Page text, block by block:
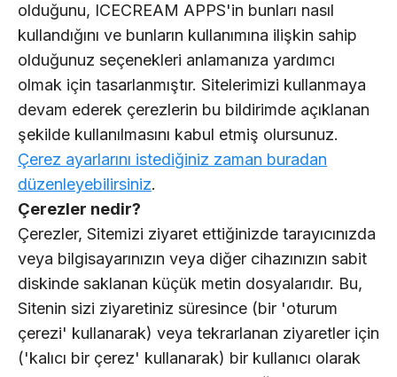
olduğunu, ICECREAM APPS'in bunları nasıl
kullandığını ve bunların kullanımına ilişkin sahip
olduğunuz seçenekleri anlamanıza yardımcı
olmak için tasarlanmıştır. Sitelerimizi kullanmaya
devam ederek çerezlerin bu bildirimde açıklanan
şekilde kullanılmasını kabul etmiş olursunuz.
Çerez ayarlarını istediğiniz zaman buradan
düzenleyebilirsiniz.
Çerezler nedir?
Çerezler, Sitemizi ziyaret ettiğinizde tarayıcınızda
veya bilgisayarınızın veya diğer cihazınızın sabit
diskinde saklanan küçük metin dosyalarıdır. Bu,
Sitenin sizi ziyaretiniz süresince (bir 'oturum
çerezi' kullanarak) veya tekrarlanan ziyaretler için
('kalıcı bir çerez' kullanarak) bir kullanıcı olarak